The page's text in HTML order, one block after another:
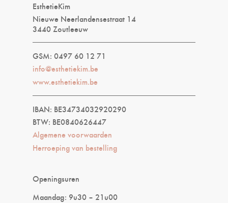
EsthetieKim
Nieuwe Neerlandensestraat 14
3440 Zoutleeuw
GSM: 0497 60 12 71
info@esthetiekim.be
www.esthetiekim.be
IBAN: BE34734032920290
BTW: BE0840626447
Algemene voorwaarden
Herroeping van bestelling
Openingsuren
Maandag: 9u30 – 21u00